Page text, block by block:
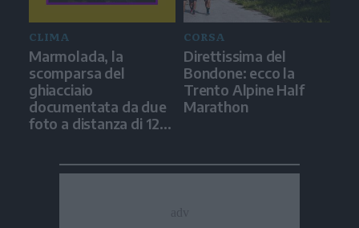
CLIMA
Marmolada, la
scomparsa del
ghiacciaio
documentata da due
foto a distanza di 12
CORSA
Direttissima del
Bondone: ecco la
Trento Alpine Half
Marathon